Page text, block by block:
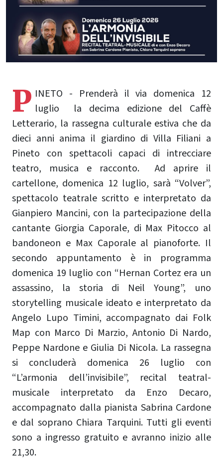
P INETO - Prenderà il via domenica 12
luglio la decima edizione del Caffè
Letterario, la rassegna culturale estiva che da
dieci anni anima il giardino di Villa Filiani a
Pineto con spettacoli capaci di intrecciare
teatro, musica e racconto. Ad aprire il
cartellone, domenica 12 luglio, sarà “Volver”,
spettacolo teatrale scritto e interpretato da
Gianpiero Mancini, con la partecipazione della
cantante Giorgia Caporale, di Max Pitocco al
bandoneon e Max Caporale al pianoforte. Il
secondo appuntamento è in programma
domenica 19 luglio con “Hernan Cortez era un
assassino, la storia di Neil Young”, uno
storytelling musicale ideato e interpretato da
Angelo Lupo Timini, accompagnato dai Folk
Map con Marco Di Marzio, Antonio Di Nardo,
Peppe Nardone e Giulia Di Nicola. La rassegna
si concluderà domenica 26 luglio con
“L’armonia dell’invisibile”, recital teatral-
musicale interpretato da Enzo Decaro,
accompagnato dalla pianista Sabrina Cardone
e dal soprano Chiara Tarquini. Tutti gli eventi
sono a ingresso gratuito e avranno inizio alle
21,30.